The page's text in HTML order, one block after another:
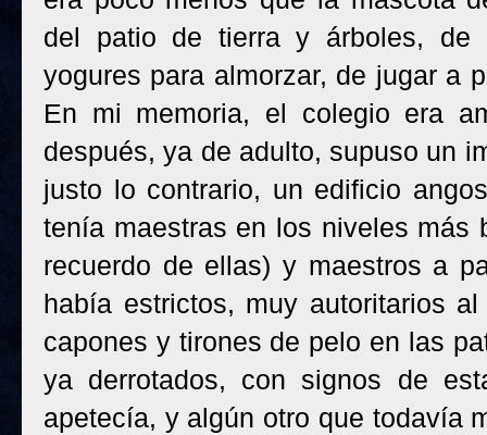
del patio de tierra y árboles, de
yogures para almorzar, de jugar a
En mi memoria, el colegio era
después, ya de adulto, supuso un
justo lo contrario, un edificio
tenía maestras en los niveles más
recuerdo de ellas) y maestros a
había estrictos, muy autoritarios
capones y tirones de pelo en las
ya derrotados, con signos de
apetecía, y algún otro que todavía